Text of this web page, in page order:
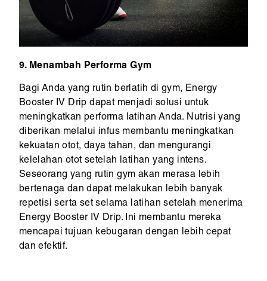
9. Menambah Performa Gym
Bagi Anda yang rutin berlatih di gym, Energy
Booster IV Drip dapat menjadi solusi untuk
meningkatkan performa latihan Anda. Nutrisi yang
diberikan melalui infus membantu meningkatkan
kekuatan otot, daya tahan, dan mengurangi
kelelahan otot setelah latihan yang intens.
Seseorang yang rutin gym akan merasa lebih
bertenaga dan dapat melakukan lebih banyak
repetisi serta set selama latihan setelah menerima
Energy Booster IV Drip. Ini membantu mereka
mencapai tujuan kebugaran dengan lebih cepat
dan efektif.